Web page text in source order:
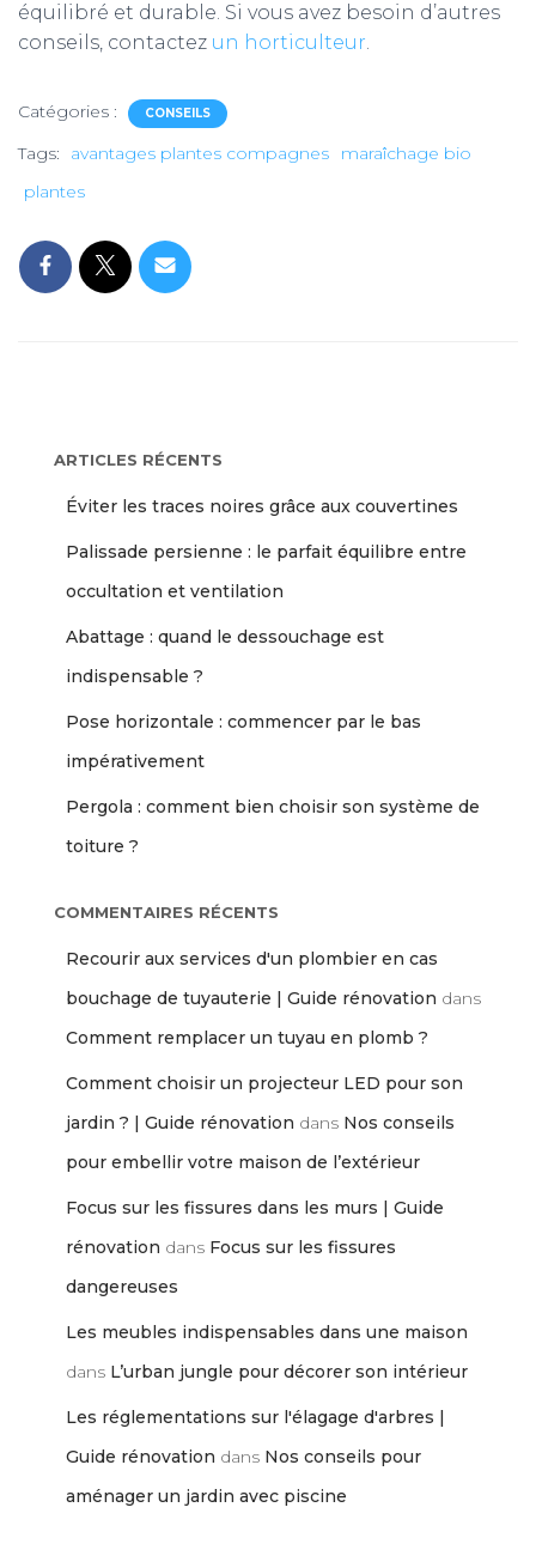
équilibré et durable. Si vous avez besoin d’autres
conseils, contactez un horticulteur.
Catégories : CONSEILS
Tags: avantages plantes compagnes
maraîchage bio
plantes
ARTICLES RÉCENTS
Éviter les traces noires grâce aux couvertines
Palissade persienne : le parfait équilibre entre
occultation et ventilation
Abattage : quand le dessouchage est
indispensable ?
Pose horizontale : commencer par le bas
impérativement
Pergola : comment bien choisir son système de
toiture ?
COMMENTAIRES RÉCENTS
Recourir aux services d'un plombier en cas
bouchage de tuyauterie | Guide rénovation dans
Comment remplacer un tuyau en plomb ?
Comment choisir un projecteur LED pour son
jardin ? | Guide rénovation dans Nos conseils
pour embellir votre maison de l’extérieur
Focus sur les fissures dans les murs | Guide
rénovation dans Focus sur les fissures
dangereuses
Les meubles indispensables dans une maison
dans L’urban jungle pour décorer son intérieur
Les réglementations sur l'élagage d'arbres |
Guide rénovation dans Nos conseils pour
aménager un jardin avec piscine